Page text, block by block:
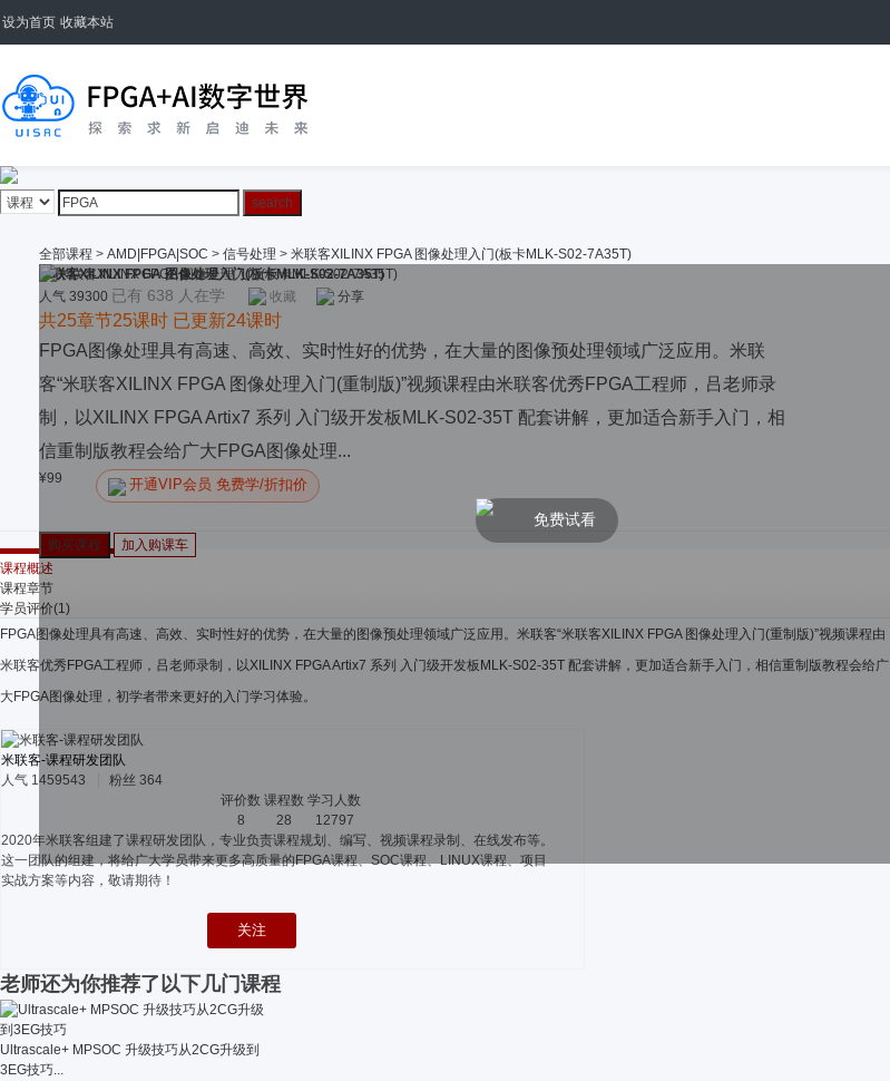
设为首页 收藏本站
全部课程 > AMD|FPGA|SOC > 信号处理 > 米联客XILINX FPGA 图像处理入门(板卡MLK-S02-7A35T)
免费试看
米联客XILINX FPGA 图像处理入门(板卡MLK-S02-7A35T)
人气 39300 已有 638 人在学 收藏 分享
共25章节25课时 已更新24课时
FPGA图像处理具有高速、高效、实时性好的优势，在大量的图像预处理领域广泛应用。米联
客“米联客XILINX FPGA 图像处理入门(重制版)”视频课程由米联客优秀FPGA工程师，吕老师录
制，以XILINX FPGA Artix7 系列 入门级开发板MLK-S02-35T 配套讲解，更加适合新手入门，相
信重制版教程会给广大FPGA图像处理...
¥99 开通VIP会员 免费学/折扣价
课程概述
课程章节
学员评价(1)
FPGA图像处理具有高速、高效、实时性好的优势，在大量的图像预处理领域广泛应用。米联客“米联客XILINX FPGA 图像处理入门(重制版)”视频课程由
米联客优秀FPGA工程师，吕老师录制，以XILINX FPGA Artix7 系列 入门级开发板MLK-S02-35T 配套讲解，更加适合新手入门，相信重制版教程会给广
大FPGA图像处理，初学者带来更好的入门学习体验。
米联客-课程研发团队
人气 1459543 粉丝 364
评价数
8
课程数
28
学习人数
12797
2020年米联客组建了课程研发团队，专业负责课程规划、编写、视频课程录制、在线发布等。
这一团队的组建，将给广大学员带来更多高质量的FPGA课程、SOC课程、LINUX课程、项目
实战方案等内容，敬请期待！
关注
老师还为你推荐了以下几门课程
Ultrascale+ MPSOC 升级技巧从2CG升级到
3EG技巧...